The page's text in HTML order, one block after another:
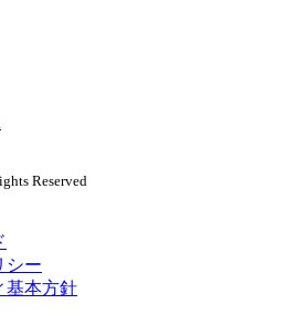
Reserved
シー
基本方針